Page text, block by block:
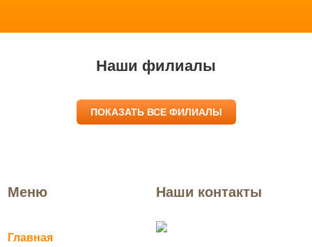
Наши филиалы
ПОКАЗАТЬ ВСЕ ФИЛИАЛЫ
Меню
Главная
Наши контакты